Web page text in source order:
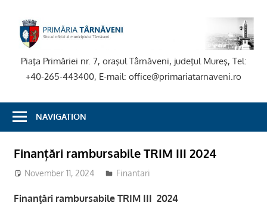
content
Piaţa Primăriei nr. 7, oraşul Târnăveni, judeţul Mureş, Tel:
+40-265-443400, E-mail: office@primariatarnaveni.ro
NAVIGATION
Finanțări rambursabile TRIM III 2024
November 11, 2024 adm-mmm
Finantari
Finanţări rambursabile TRIM III 2024